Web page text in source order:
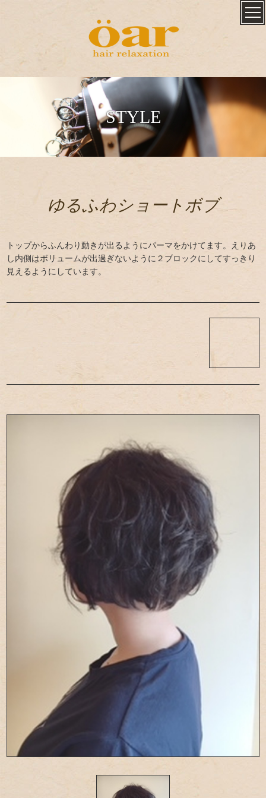
STYLE
ゆるふわショートボブ
トップからふんわり動きが出るようにパーマをかけてます。えりあ
し内側はボリュームが出過ぎないように２ブロックにしてすっきり
見えるようにしています。